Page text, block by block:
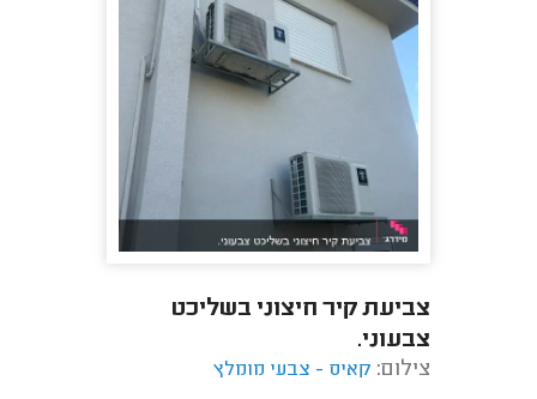
צביעת קיר חיצוני בשליכט
צבעוני.
צילום: קאיס - צבעי מומלץ